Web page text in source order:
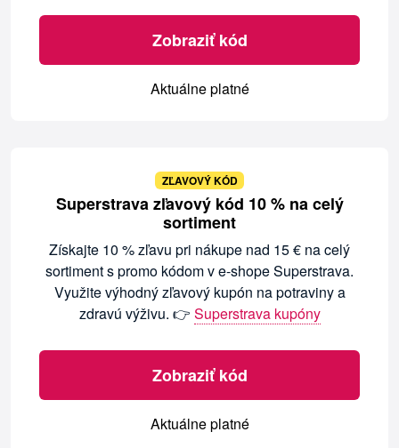
Zobraziť kód
Aktuálne platné
ZĽAVOVÝ KÓD
Superstrava zľavový kód 10 % na celý
sortiment
Získajte 10 % zľavu pri nákupe nad 15 € na celý
sortiment s promo kódom v e-shope Superstrava.
Využite výhodný zľavový kupón na potraviny a
zdravú výživu. 👉 Superstrava kupóny
Zobraziť kód
Aktuálne platné